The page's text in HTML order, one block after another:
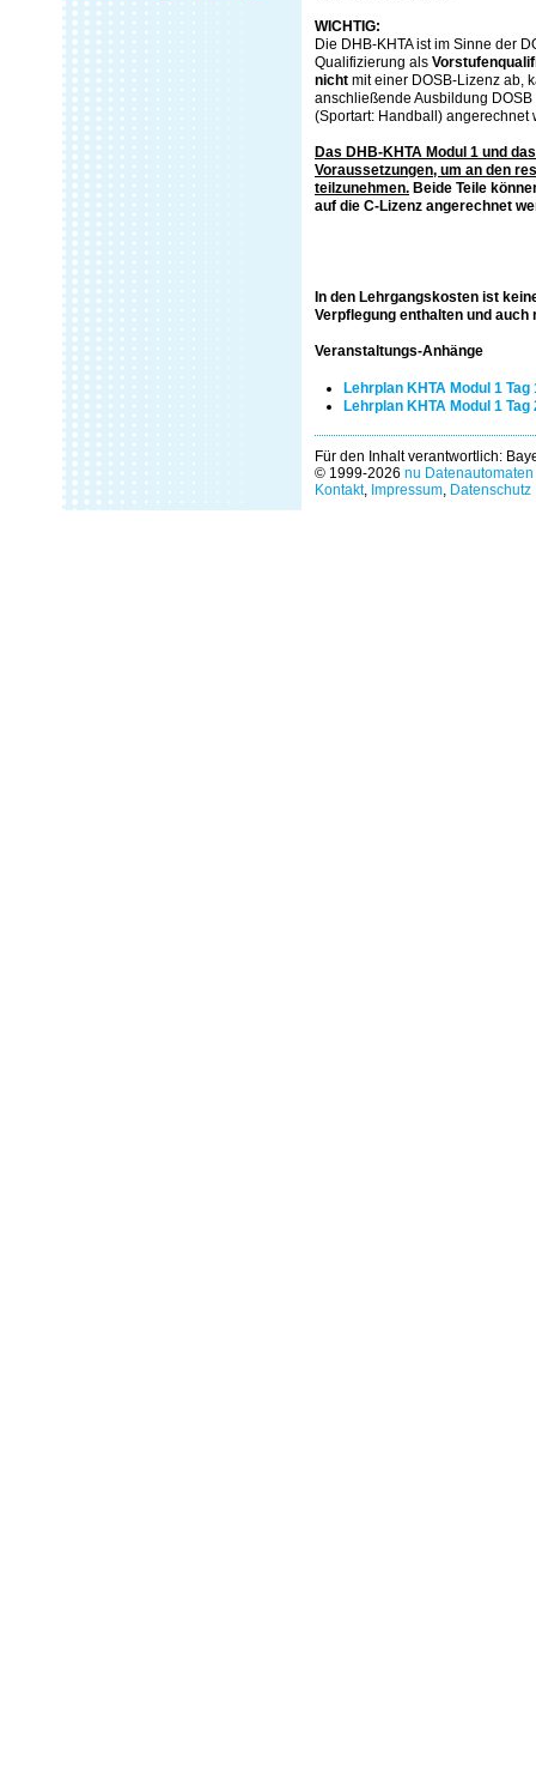
WICHTIG:
Die DHB-KHTA ist im Sinne der
Qualifizierung als
nicht mit einer DOSB-Lizenz ab,
anschließende Ausbildung
(Sportart: Handball) angerechnet
Das DHB-KHTA Modul 1 und
Voraussetzungen, um an den
teilzunehmen. Beide Teile
auf die C-Lizenz angerechnet
In den Lehrgangskosten ist
Verpflegung enthalten und
Veranstaltungs-Anhänge
Lehrplan KHTA Modul 1 Tag
Lehrplan KHTA Modul 1 Tag
Für den Inhalt verantwortlich:
© 1999-2026 nu
Kontakt, Impressum, Datenschutz